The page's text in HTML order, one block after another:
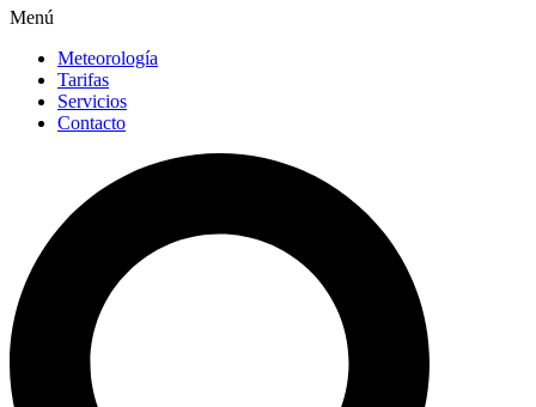
Menú
Meteorología
Tarifas
Servicios
Contacto